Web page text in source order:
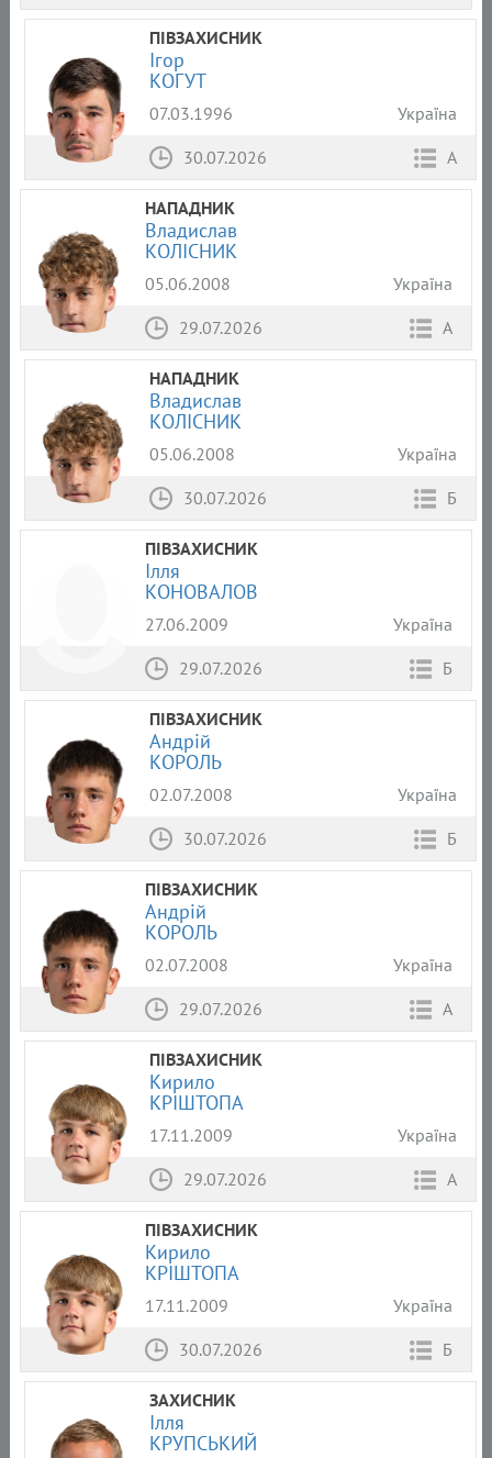
ПІВЗАХИСНИК
Ігор
КОГУТ
07.03.1996
Україна
30.07.2026
А
НАПАДНИК
Владислав
КОЛІСНИК
05.06.2008
Україна
29.07.2026
А
НАПАДНИК
Владислав
КОЛІСНИК
05.06.2008
Україна
30.07.2026
Б
ПІВЗАХИСНИК
Ілля
КОНОВАЛОВ
27.06.2009
Україна
29.07.2026
Б
ПІВЗАХИСНИК
Андрій
КОРОЛЬ
02.07.2008
Україна
30.07.2026
Б
ПІВЗАХИСНИК
Андрій
КОРОЛЬ
02.07.2008
Україна
29.07.2026
А
ПІВЗАХИСНИК
Кирило
КРІШТОПА
17.11.2009
Україна
29.07.2026
А
ПІВЗАХИСНИК
Кирило
КРІШТОПА
17.11.2009
Україна
30.07.2026
Б
ЗАХИСНИК
Ілля
КРУПСЬКИЙ